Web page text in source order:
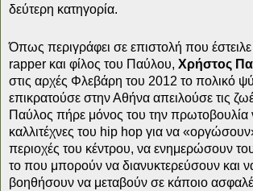
δεύτερη κατηγορία.
Όπως περιγράφει σε επιστολή που
rapper και φίλος του Παύλου, Χρήστος
στις αρχές Φλεβάρη του 2012 το πολικό
επικρατούσε στην Αθήνα απειλούσε τις
Παύλος πήρε μόνος του την πρωτοβουλία
καλλιτέχνες του hip hop για να
περιοχές του κέντρου, να ενημερώσουν
το που μπορούν να διανυκτερεύσουν και
βοηθήσουν να μεταβούν σε κάποιο